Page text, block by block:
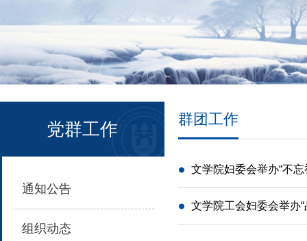
党群工作
通知公告
组织动态
群团工作
文学院妇委会举办“不
文学院工会妇委会举办